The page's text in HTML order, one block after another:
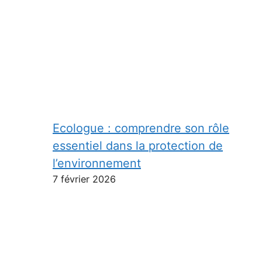
Ecologue : comprendre son rôle
essentiel dans la protection de
l’environnement
7 février 2026